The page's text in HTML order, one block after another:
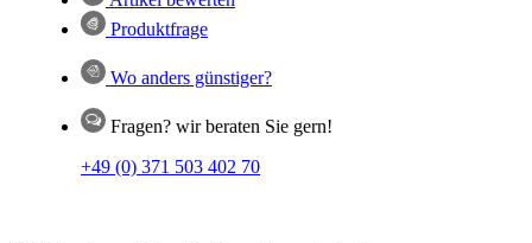
Produktfrage
Wo anders günstiger?
Fragen? wir beraten Sie gern!
+49 (0) 371 503 402 70